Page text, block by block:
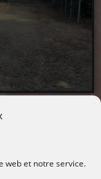
web et notre service.